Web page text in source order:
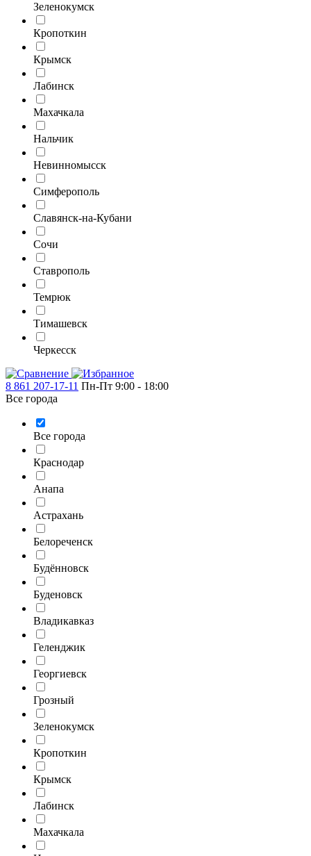
Зеленокумск
Кропоткин
Крымск
Лабинск
Махачкала
Нальчик
Невинномысск
Симферополь
Славянск-на-Кубани
Сочи
Ставрополь
Темрюк
Тимашевск
Черкесск
8 861 207-17-11 Пн-Пт 9:00 - 18:00
Все города
Все города
Краснодар
Анапа
Астрахань
Белореченск
Будённовск
Буденовск
Владикавказ
Геленджик
Георгиевск
Грозный
Зеленокумск
Кропоткин
Крымск
Лабинск
Махачкала